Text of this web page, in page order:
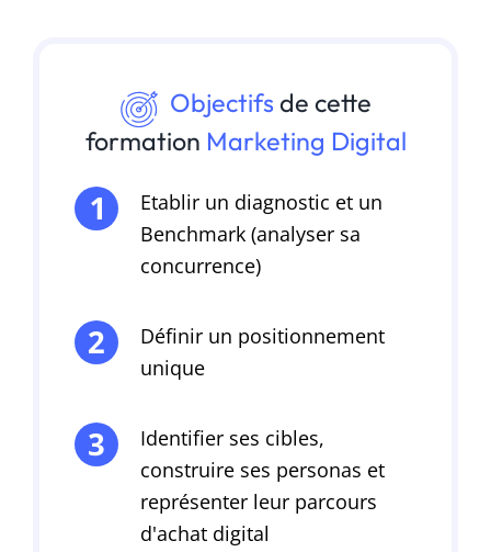
Objectifs de cette
formation Marketing Digital
Etablir un diagnostic et un
Benchmark (analyser sa
concurrence)
Définir un positionnement
unique
Identifier ses cibles,
construire ses personas et
représenter leur parcours
d'achat digital